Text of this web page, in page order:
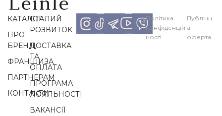
КАТАЛОГ
ПРО
БРЕНД
ФРАНШИЗА
ПАРТНЕРАМ
КОНТАКТИ
СТАЛИЙ
РОЗВИТОК
ДОСТАВКА
ТА
ОПЛАТА
ПРОГРАМА
ЛОЯЛЬНОСТІ
ВАКАНСІЇ
Політика
конфіденцій
ності
Публічн
а
оферта